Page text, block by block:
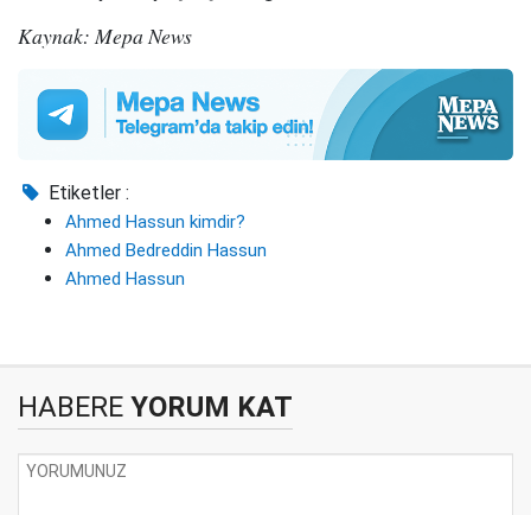
Kaynak: Mepa News
Etiketler :
Ahmed Hassun kimdir?
Ahmed Bedreddin Hassun
Ahmed Hassun
HABERE YORUM KAT